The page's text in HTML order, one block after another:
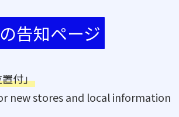
告知ページ
付」
new stores and local information